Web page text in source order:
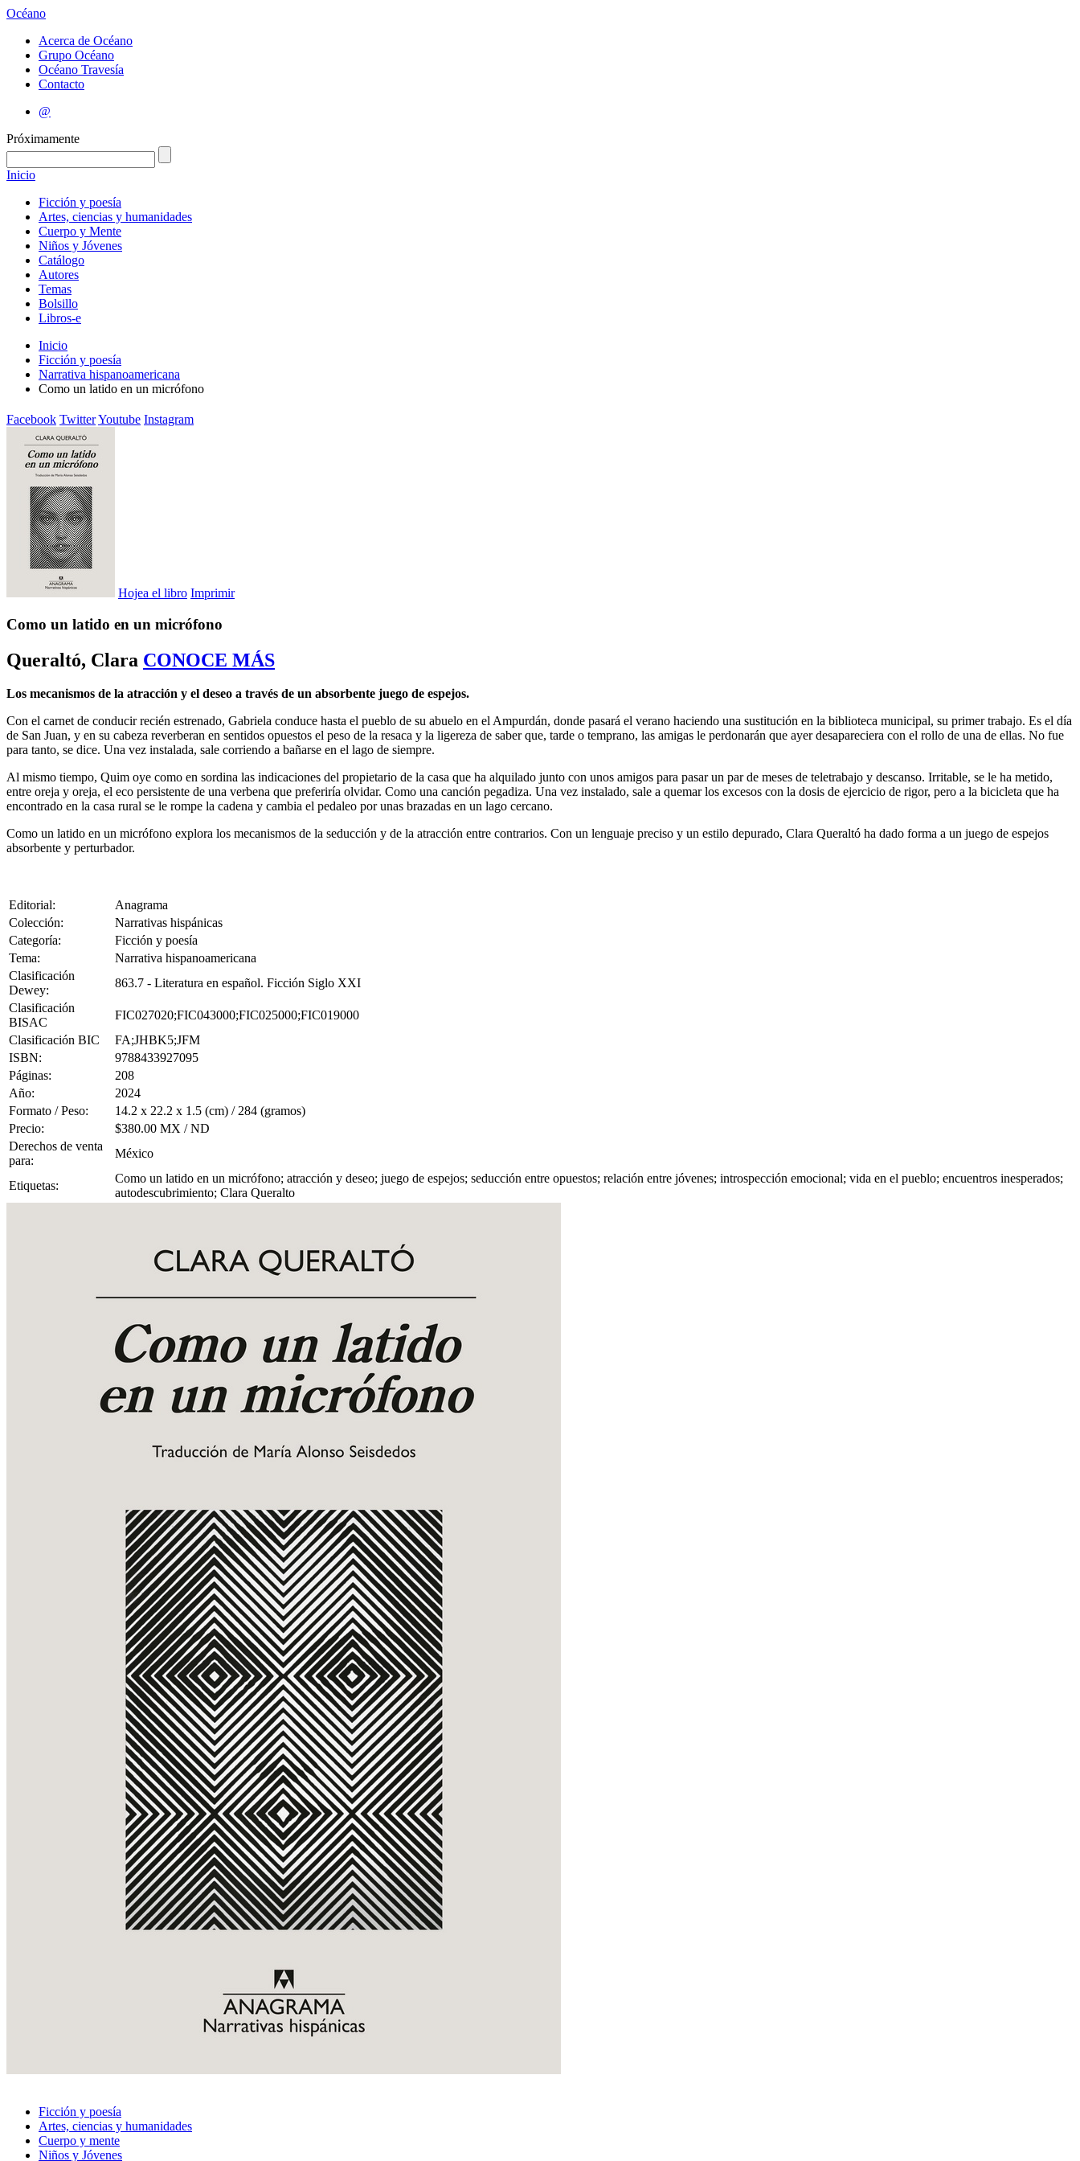
Océano
Acerca de Océano
Grupo Océano
Océano Travesía
Contacto
@
Próximamente
Inicio
Ficción y poesía
Artes, ciencias y humanidades
Cuerpo y Mente
Niños y Jóvenes
Catálogo
Autores
Temas
Bolsillo
Libros-e
Inicio
Ficción y poesía
Narrativa hispanoamericana
Como un latido en un micrófono
Facebook TwitterYoutube Instagram
Hojea el libro Imprimir
Como un latido en un micrófono
Queraltó, Clara CONOCE MÁS
Los mecanismos de la atracción y el deseo a través de un absorbente juego de espejos.
Con el carnet de conducir recién estrenado, Gabriela conduce hasta el pueblo de su abuelo en el Ampurdán, donde pasará el verano haciendo una sustitución en la biblioteca municipal, su primer trabajo. Es el día
de San Juan, y en su cabeza reverberan en sentidos opuestos el peso de la resaca y la ligereza de saber que, tarde o temprano, las amigas le perdonarán que ayer desapareciera con el rollo de una de ellas. No fue
para tanto, se dice. Una vez instalada, sale corriendo a bañarse en el lago de siempre.
Al mismo tiempo, Quim oye como en sordina las indicaciones del propietario de la casa que ha alquilado junto con unos amigos para pasar un par de meses de teletrabajo y descanso. Irritable, se le ha metido,
entre oreja y oreja, el eco persistente de una verbena que preferiría olvidar. Como una canción pegadiza. Una vez instalado, sale a quemar los excesos con la dosis de ejercicio de rigor, pero a la bicicleta que ha
encontrado en la casa rural se le rompe la cadena y cambia el pedaleo por unas brazadas en un lago cercano.
Como un latido en un micrófono explora los mecanismos de la seducción y de la atracción entre contrarios. Con un lenguaje preciso y un estilo depurado, Clara Queraltó ha dado forma a un juego de espejos
absorbente y perturbador.
Editorial:
Anagrama
Colección:
Narrativas hispánicas
Categoría:
Ficción y poesía
Tema:
Narrativa hispanoamericana
Clasificación
Dewey:
863.7 - Literatura en español. Ficción Siglo XXI
Clasificación
BISAC
FIC027020;FIC043000;FIC025000;FIC019000
Clasificación BIC
FA;JHBK5;JFM
ISBN:
9788433927095
Páginas:
208
Año:
2024
Formato / Peso:
14.2 x 22.2 x 1.5 (cm) / 284 (gramos)
Precio:
$380.00 MX / ND
Derechos de venta
para:
México
Etiquetas:
Como un latido en un micrófono; atracción y deseo; juego de espejos; seducción entre opuestos; relación entre jóvenes; introspección emocional; vida en el pueblo; encuentros inesperados;
autodescubrimiento; Clara Queralto
Ficción y poesía
Artes, ciencias y humanidades
Cuerpo y mente
Niños y Jóvenes